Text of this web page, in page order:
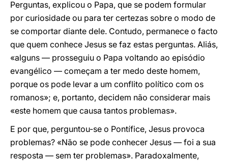
Perguntas, explicou o Papa, que se podem formular
por curiosidade ou para ter certezas sobre o modo de
se comportar diante dele. Contudo, permanece o facto
que quem conhece Jesus se faz estas perguntas. Aliás,
«alguns — prosseguiu o Papa voltando ao episódio
evangélico — começam a ter medo deste homem,
porque os pode levar a um conflito político com os
romanos»; e, portanto, decidem não considerar mais
«este homem que causa tantos problemas».
E por que, perguntou-se o Pontífice, Jesus provoca
problemas? «Não se pode conhecer Jesus — foi a sua
resposta — sem ter problemas». Paradoxalmente,